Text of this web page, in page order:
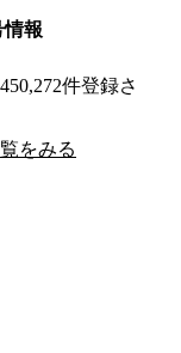
情報
件登録さ
をみる